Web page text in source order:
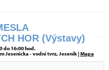
HOR (Výstavy)
do 16:00 hod.
Jesenicka - vodní tvrz, Jeseník |Mapa